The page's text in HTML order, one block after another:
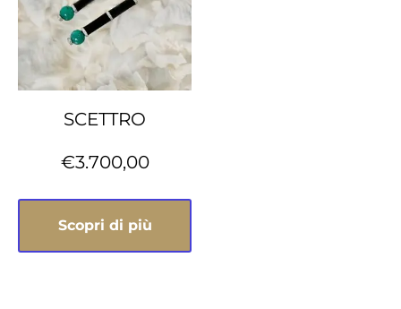
SCETTRO
€3.700,00
Scopri di più